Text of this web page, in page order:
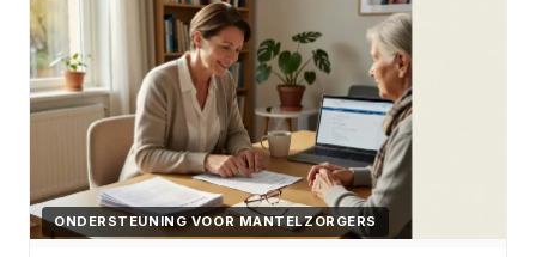
ONDERSTEUNING VOOR MANTELZORGERS